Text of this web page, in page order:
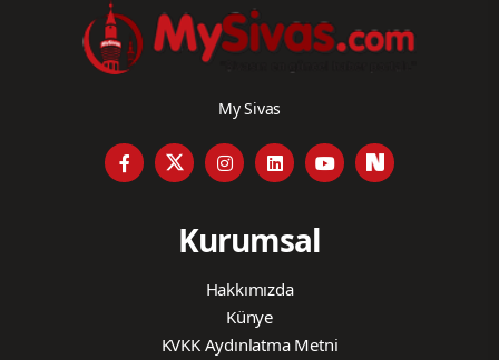
My Sivas
Kurumsal
Hakkımızda
Künye
KVKK Aydınlatma Metni